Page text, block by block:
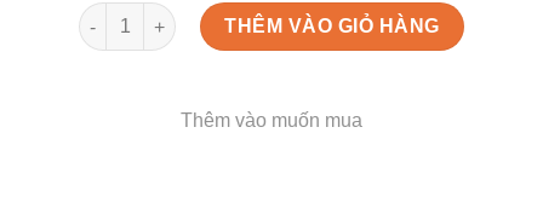
Áo thun Khách sạn 5 tỷ sao - Funny Camping số lượng
THÊM VÀO GIỎ HÀNG
Thêm vào muốn mua